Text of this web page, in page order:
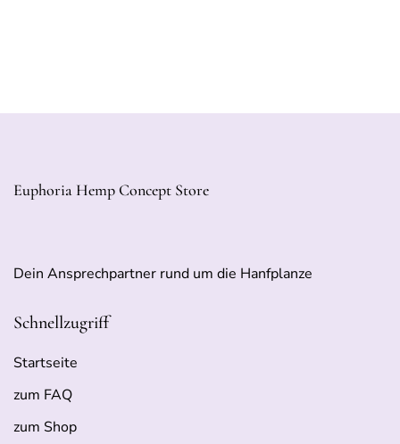
Euphoria Hemp Concept Store
Dein Ansprechpartner rund um die Hanfplanze
Schnellzugriff
Startseite
zum FAQ
zum Shop